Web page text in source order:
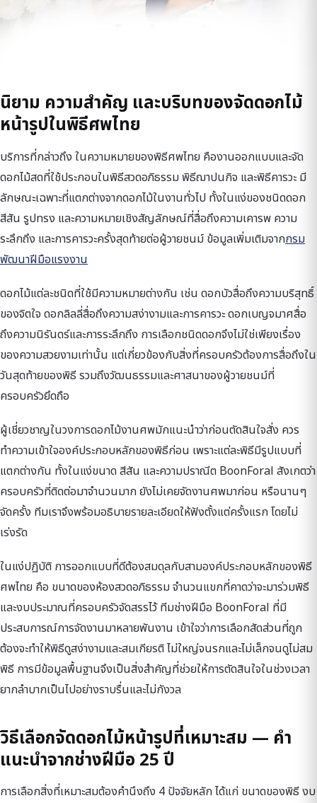
นิยาม ความสำคัญ และบริบทของจัดดอกไม้
หน้ารูปในพิธีศพไทย
บริการที่กล่าวถึง ในความหมายของพิธีศพไทย คืองานออกแบบและจัด
ดอกไม้สดที่ใช้ประกอบในพิธีสวดอภิธรรม พิธีฌาปนกิจ และพิธีคารวะ มี
ลักษณะเฉพาะที่แตกต่างจากดอกไม้ในงานทั่วไป ทั้งในแง่ของชนิดดอก
สีสัน รูปทรง และความหมายเชิงสัญลักษณ์ที่สื่อถึงความเคารพ ความ
ระลึกถึง และการคารวะครั้งสุดท้ายต่อผู้วายชนม์ ข้อมูลเพิ่มเติมจากกรม
พัฒนาฝีมือแรงงาน
ดอกไม้แต่ละชนิดที่ใช้มีความหมายต่างกัน เช่น ดอกบัวสื่อถึงความบริสุทธิ์
ของจิตใจ ดอกลิลลี่สื่อถึงความสง่างามและการคารวะ ดอกเบญจมาศสื่อ
ถึงความนิรันดร์และการระลึกถึง การเลือกชนิดดอกจึงไม่ใช่เพียงเรื่อง
ของความสวยงามเท่านั้น แต่เกี่ยวข้องกับสิ่งที่ครอบครัวต้องการสื่อถึงใน
วันสุดท้ายของพิธี รวมถึงวัฒนธรรมและศาสนาของผู้วายชนม์ที่
ครอบครัวยึดถือ
ผู้เชี่ยวชาญในวงการดอกไม้งานศพมักแนะนำว่าก่อนตัดสินใจสั่ง ควร
ทำความเข้าใจองค์ประกอบหลักของพิธีก่อน เพราะแต่ละพิธีมีรูปแบบที่
แตกต่างกัน ทั้งในแง่ขนาด สีสัน และความปราณีต BoonForal สังเกตว่า
ครอบครัวที่ติดต่อมาจำนวนมาก ยังไม่เคยจัดงานศพมาก่อน หรือนานๆ
จัดครั้ง ทีมเราจึงพร้อมอธิบายรายละเอียดให้ฟังตั้งแต่ครั้งแรก โดยไม่
เร่งรัด
ในแง่ปฏิบัติ การออกแบบที่ดีต้องสมดุลกับสามองค์ประกอบหลักของพิธี
ศพไทย คือ ขนาดของห้องสวดอภิธรรม จำนวนแขกที่คาดว่าจะมาร่วมพิธี
และงบประมาณที่ครอบครัวจัดสรรไว้ ทีมช่างฝีมือ BoonForal ที่มี
ประสบการณ์การจัดงานมาหลายพันงาน เข้าใจว่าการเลือกสัดส่วนที่ถูก
ต้องจะทำให้พิธีดูสง่างามและสมเกียรติ ไม่ใหญ่จนรกและไม่เล็กจนดูไม่สม
พิธี การมีข้อมูลพื้นฐานจึงเป็นสิ่งสำคัญที่ช่วยให้การตัดสินใจในช่วงเวลา
ยากลำบากเป็นไปอย่างราบรื่นและไม่กังวล
วิธีเลือกจัดดอกไม้หน้ารูปที่เหมาะสม — คำ
แนะนำจากช่างฝีมือ 25 ปี
การเลือกสิ่งที่เหมาะสมต้องคำนึงถึง 4 ปัจจัยหลัก ได้แก่ ขนาดของพิธี งบ